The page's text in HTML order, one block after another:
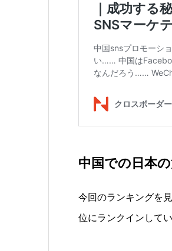
中国での日本
今回のランキングを
位にランクインしてい